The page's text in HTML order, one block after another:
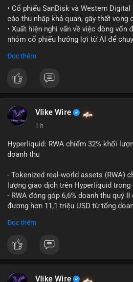
• Cổ phiếu SanDisk và Western
cáo thu nhập khả quan, gây thất vọng
• Xuất hiện nghi vấn về việc dòng vốn
nhóm cổ phiếu hưởng lợi từ AI để
• Diễn biến này có thể là tín hiệu cho
#binancesquare #cryptonews
$btc $eth
📰 Nguồn: CoinDesk
Đọc thêm
Vlike Wire
1 h
Hyperliquid: RWA chiếm 32% khối
doanh thu
- Tokenized real-world assets (RWA)
lượng giao dịch trên Hyperliquid trong
- RWA đóng góp 6,6% doanh thu quý
đương hơn 11,1 triệu USD từ tổng
sản hóa thực tế trên sàn giao dịch phi
#binancesquare
Đọc thêm
Vlike Wire